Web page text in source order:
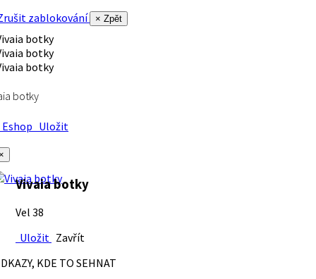
zablokování
× Zpět
botky
Uložit
Vivaia botky
Vel 38
Uložit Zavřít
KDE TO SEHNAT